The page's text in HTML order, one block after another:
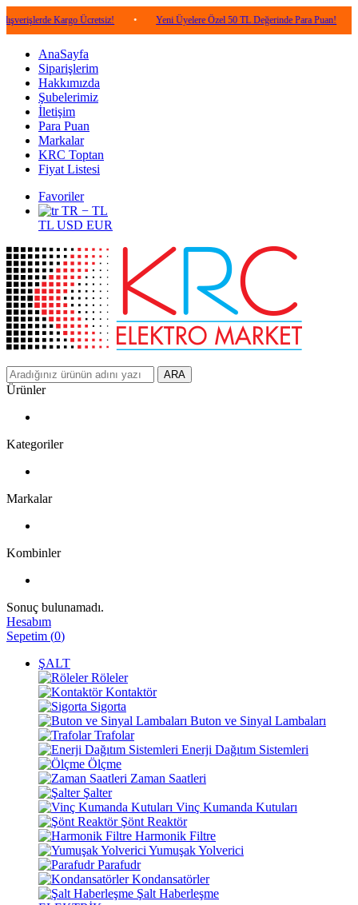
Kargo Ücretsiz! • Yeni Üyelere Özel 50 TL Değerinde Para Puan! •
AnaSayfa
Siparişlerim
Hakkımızda
Şubelerimiz
İletişim
Para Puan
Markalar
KRC Toptan
Fiyat Listesi
Favoriler
TR − TL
TL USD EUR
ARA
Ürünler
Kategoriler
Markalar
Kombinler
Sonuç bulunamadı.
Hesabım
Sepetim (0)
ŞALT
Röleler
Kontaktör
Sigorta
Buton ve Sinyal Lambaları
Trafolar
Enerji Dağıtım Sistemleri
Ölçme
Zaman Saatleri
Şalter
Vinç Kumanda Kutuları
Şönt Reaktör
Harmonik Filtre
Yumuşak Yolverici
Parafudr
Kondansatörler
Şalt Haberleşme